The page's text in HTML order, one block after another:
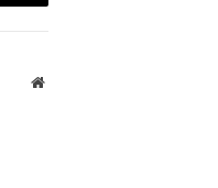
Email
Website